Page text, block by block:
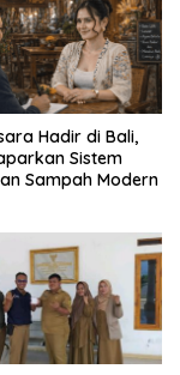
Hadir di Bali,
Sistem
Sampah Modern